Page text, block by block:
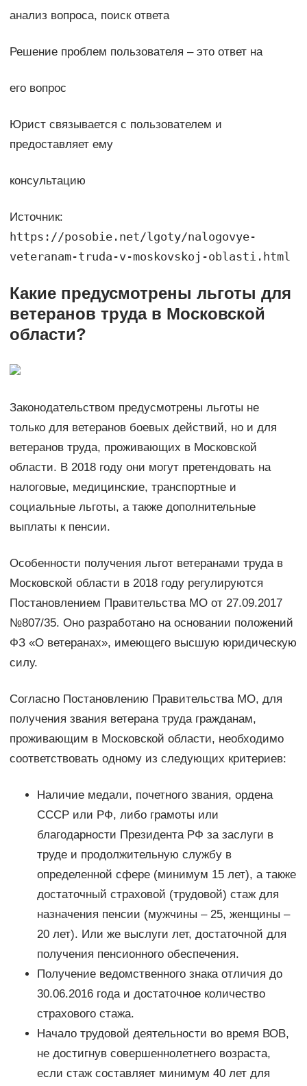
анализ вопроса, поиск ответа
Решение проблем пользователя – это ответ на
его вопрос
Юрист связывается с пользователем и
предоставляет ему
консультацию
Источник:
https://posobie.net/lgoty/nalogovye-
veteranam-truda-v-moskovskoj-oblasti.html
Какие предусмотрены льготы для
ветеранов труда в Московской
области?
Законодательством предусмотрены льготы не
только для ветеранов боевых действий, но и для
ветеранов труда, проживающих в Московской
области. В 2018 году они могут претендовать на
налоговые, медицинские, транспортные и
социальные льготы, а также дополнительные
выплаты к пенсии.
Особенности получения льгот ветеранами труда в
Московской области в 2018 году регулируются
Постановлением Правительства МО от 27.09.2017
№807/35. Оно разработано на основании положений
ФЗ «О ветеранах», имеющего высшую юридическую
силу.
Согласно Постановлению Правительства МО, для
получения звания ветерана труда гражданам,
проживающим в Московской области, необходимо
соответствовать одному из следующих критериев:
Наличие медали, почетного звания, ордена
СССР или РФ, либо грамоты или
благодарности Президента РФ за заслуги в
труде и продолжительную службу в
определенной сфере (минимум 15 лет), а также
достаточный страховой (трудовой) стаж для
назначения пенсии (мужчины – 25, женщины –
20 лет). Или же выслуги лет, достаточной для
получения пенсионного обеспечения.
Получение ведомственного знака отличия до
30.06.2016 года и достаточное количество
страхового стажа.
Начало трудовой деятельности во время ВОВ,
не достигнув совершеннолетнего возраста,
если стаж составляет минимум 40 лет для